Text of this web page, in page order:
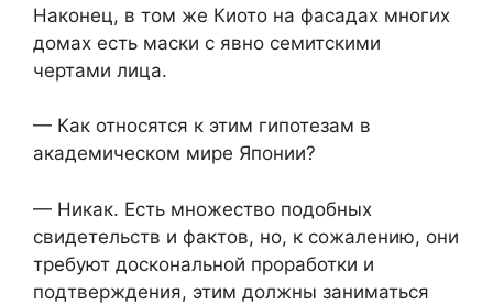
Наконец, в том же Киото на фасадах многих
домах есть маски с явно семитскими
чертами лица.
— Как относятся к этим гипотезам в
академическом мире Японии?
— Никак. Есть множество подобных
свидетельств и фактов, но, к сожалению, они
требуют доскональной проработки и
подтверждения, этим должны заниматься